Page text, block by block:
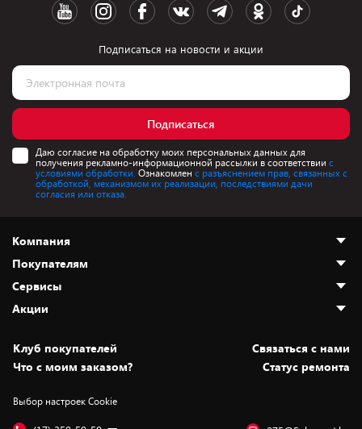
Подписаться на новости и акции
Подписаться
Даю согласие на обработку моих персональных данных для
получения рекламно-информационной рассылки в соответствии с
условиями обработки. Ознакомлен с разъяснением прав, связанных с
обработкой, механизмом их реализации, последствиями дачи
согласия или отказа.
Компания
О нас
Адреса магазинов
Новости
Статьи и обзоры
Вакансии
Дай пять добру!
Покупателям
Как сделать заказ
Оплата и доставка
Безналичный расчёт
Обмен и возврат товара
Обработка персональных данных
Сервисы
Установка техники
Для игровых консолей
Для мобильных устройств
Акции
Скидки и промокоды
Белорусские товары
Бонусы
Клуб покупателей
Cвязаться с нами
Что с моим заказом?
Статус ремонта
Выбор настроек Cookie